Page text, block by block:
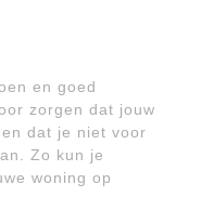
en goed
zorgen dat jouw
dat je niet voor
Zo kun je
woning op